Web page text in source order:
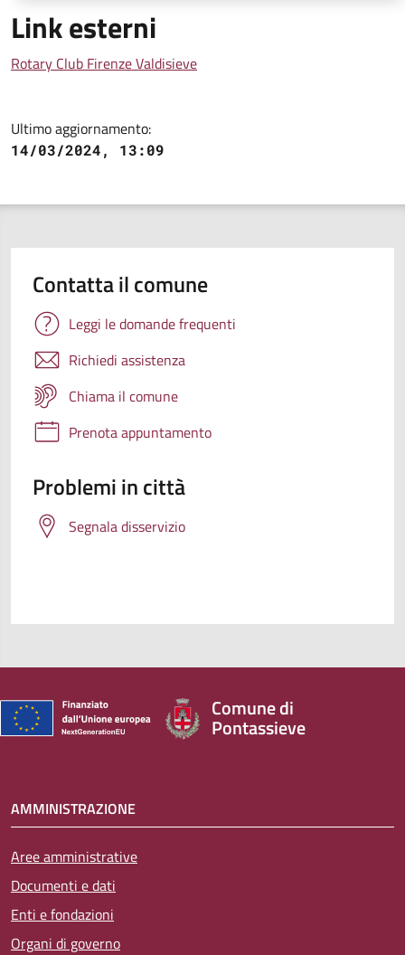
Link esterni
Rotary Club Firenze Valdisieve
Ultimo aggiornamento:
14/03/2024, 13:09
Contatta il comune
Leggi le domande frequenti
Richiedi assistenza
Chiama il comune
Prenota appuntamento
Problemi in città
Segnala disservizio
Comune di
Pontassieve
AMMINISTRAZIONE
Aree amministrative
Documenti e dati
Enti e fondazioni
Organi di governo